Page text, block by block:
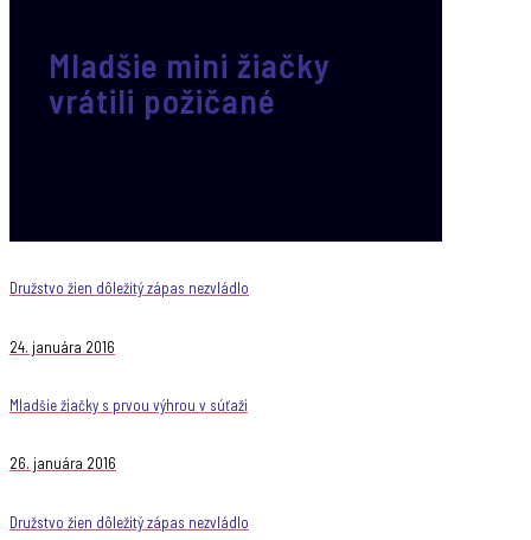
Mladšie mini žiačky
vrátili požičané
Družstvo žien dôležitý zápas nezvládlo
24. januára 2016
Mladšie žiačky s prvou výhrou v súťaži
26. januára 2016
Družstvo žien dôležitý zápas nezvládlo